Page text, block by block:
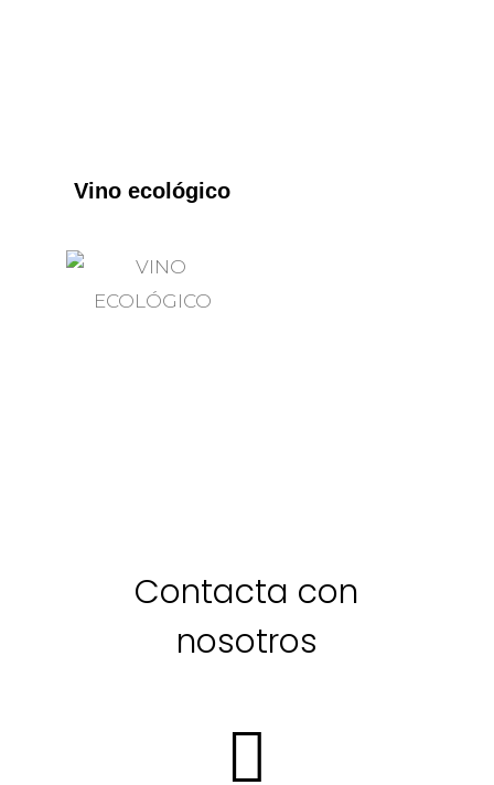
Vino ecológico
Contacta con
nosotros